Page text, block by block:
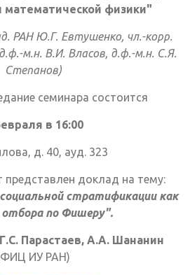
математической физики"
РАН Ю.Г. Евтушенко, чл.-корр.
м.н. В.И. Власов, д.ф.-м.н. С.Я.
Степанов)
семинара состоится
в 16:00
д. 40, ауд. 323
представлен доклад на тему:
стратификации как
отбора по Фишеру".
Г.С. Парастаев, А.А. Шананин
ИУ РАН)